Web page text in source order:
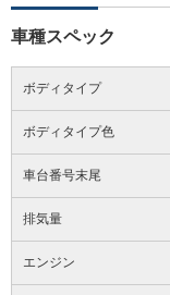
車種スペック
ボディタイプ
ボディタイプ色
車台番号末尾
排気量
エンジン